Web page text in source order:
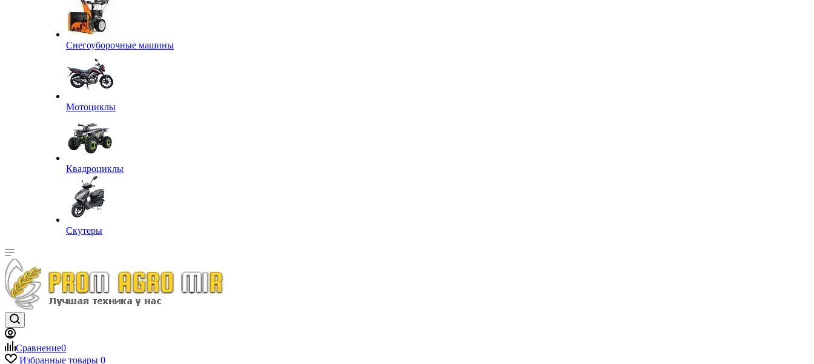
Снегоуборочные машины
Мотоциклы
Квадроциклы
Скутеры
Сравнение0
Избранные товары 0